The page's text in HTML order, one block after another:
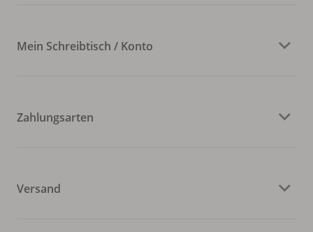
Mein Schreibtisch / Konto
Zahlungsarten
Versand